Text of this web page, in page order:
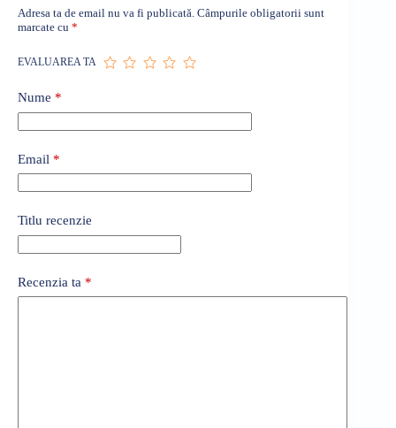
Adresa ta de email nu va fi publicată. Câmpurile obligatorii sunt
marcate cu *
EVALUAREA TA
Nume *
Email *
Titlu recenzie
Recenzia ta *